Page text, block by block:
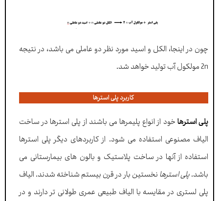
چون در اینجا، الکل و اسید مورد نظر دو عاملی می باشد، در نتیجه
2n مولکول آب تولید خواهد شد.
کاربرد پلی استرها
پلی استرهاخود از انواع پلیمرها می باشند از پلی استرها در ساخت
الیاف مصنوعی استفاده می شود. از کاربردهای دیگر پلی استرها
استفاده از آنها در ساخت پلاستیک و بالون های بیمارستانی می
باشد.پلی استرهانخستین بار در قرن بیستم شناخته شدند. الیاف
پلی لستری در مقایسه با الیاف طبیعی عمری طولانی تر دارند و در